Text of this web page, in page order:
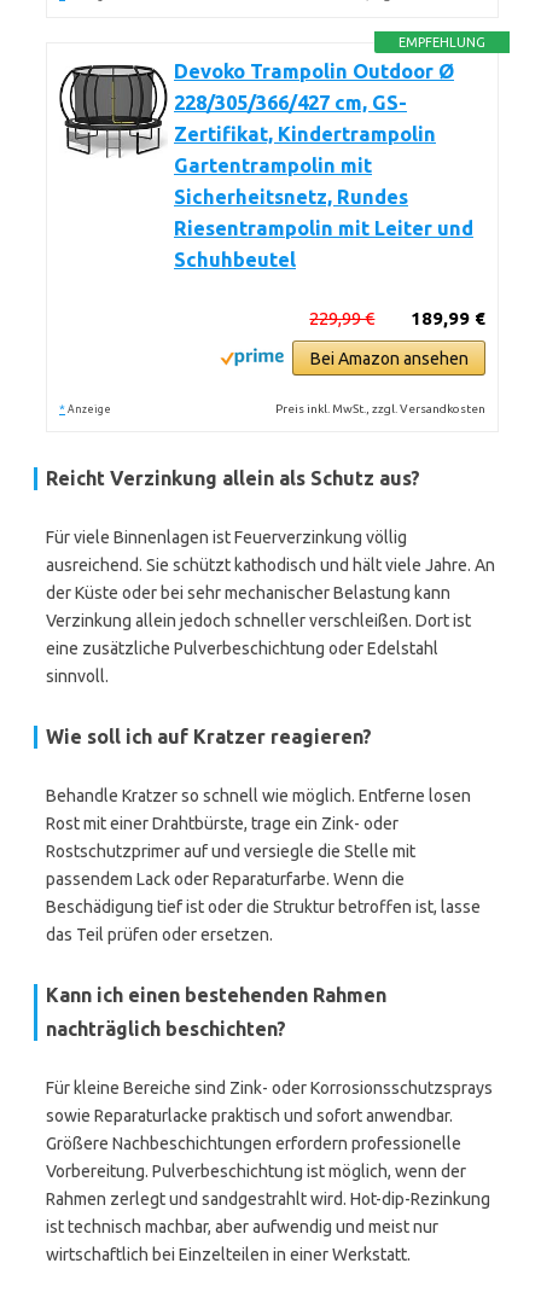
EMPFEHLUNG
Devoko Trampolin Outdoor Ø
228/305/366/427 cm, GS-
Zertifikat, Kindertrampolin
Gartentrampolin mit
Sicherheitsnetz, Rundes
Riesentrampolin mit Leiter und
Schuhbeutel
189,99 €
229,99 €
Bei Amazon ansehen
* Anzeige Preis inkl. MwSt., zzgl. Versandkosten
Reicht Verzinkung allein als Schutz aus?
Für viele Binnenlagen ist Feuerverzinkung völlig
ausreichend. Sie schützt kathodisch und hält viele Jahre. An
der Küste oder bei sehr mechanischer Belastung kann
Verzinkung allein jedoch schneller verschleißen. Dort ist
eine zusätzliche Pulverbeschichtung oder Edelstahl
sinnvoll.
Wie soll ich auf Kratzer reagieren?
Behandle Kratzer so schnell wie möglich. Entferne losen
Rost mit einer Drahtbürste, trage ein Zink- oder
Rostschutzprimer auf und versiegle die Stelle mit
passendem Lack oder Reparaturfarbe. Wenn die
Beschädigung tief ist oder die Struktur betroffen ist, lasse
das Teil prüfen oder ersetzen.
Kann ich einen bestehenden Rahmen
nachträglich beschichten?
Für kleine Bereiche sind Zink- oder Korrosionsschutzsprays
sowie Reparaturlacke praktisch und sofort anwendbar.
Größere Nachbeschichtungen erfordern professionelle
Vorbereitung. Pulverbeschichtung ist möglich, wenn der
Rahmen zerlegt und sandgestrahlt wird. Hot-dip-Rezinkung
ist technisch machbar, aber aufwendig und meist nur
wirtschaftlich bei Einzelteilen in einer Werkstatt.